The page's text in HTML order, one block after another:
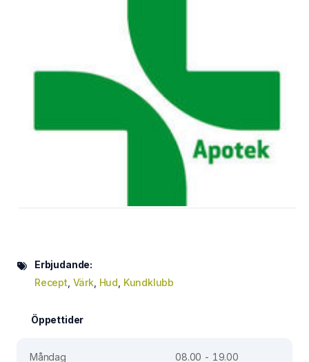
Erbjudande:
Recept Värk, Hud Kundklubb
Öppettider
Måndag
08.00 - 19.00